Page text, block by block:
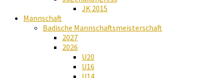
JK 2015
Mannschaft
Badische Mannschaftsmeisterschaft
2027
2026
U20
U16
U14